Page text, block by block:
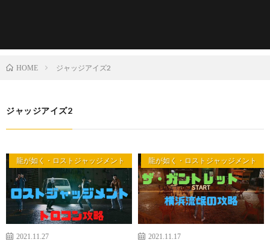
HOME ジャッジアイズ2
ジャッジアイズ2
龍が如く・ロストジャッジメント
2021.11.27
龍が如く・ロストジャッジメント
2021.11.17